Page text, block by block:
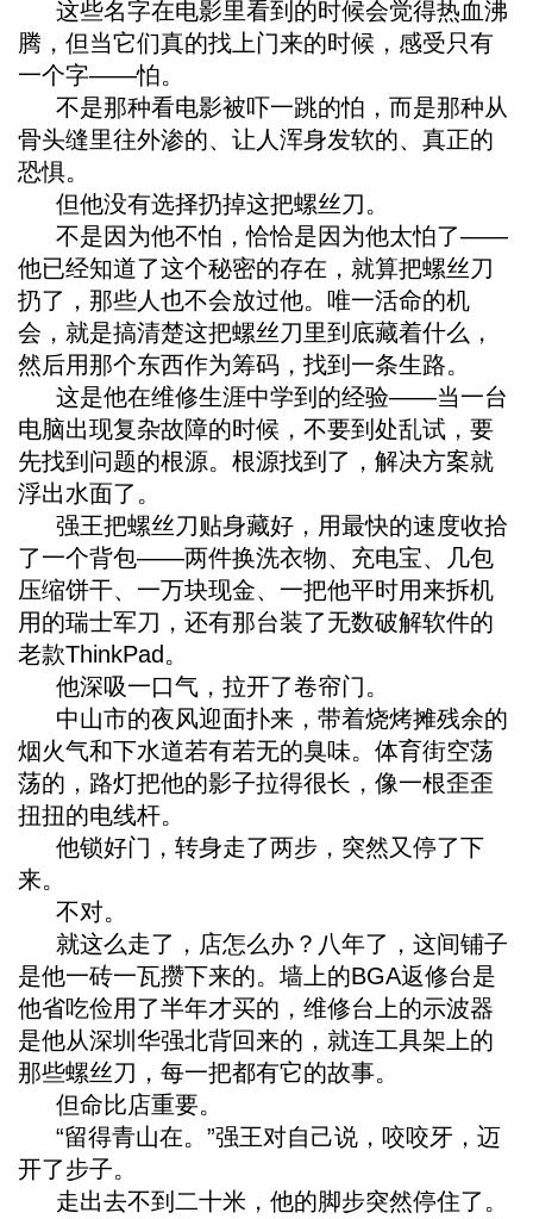
这些名字在电影里看到的时候会觉得热血沸
腾，但当它们真的找上门来的时候，感受只有
一个字——怕。
不是那种看电影被吓一跳的怕，而是那种从
骨头缝里往外渗的、让人浑身发软的、真正的
恐惧。
但他没有选择扔掉这把螺丝刀。
不是因为他不怕，恰恰是因为他太怕了——
他已经知道了这个秘密的存在，就算把螺丝刀
扔了，那些人也不会放过他。唯一活命的机
会，就是搞清楚这把螺丝刀里到底藏着什么，
然后用那个东西作为筹码，找到一条生路。
这是他在维修生涯中学到的经验——当一台
电脑出现复杂故障的时候，不要到处乱试，要
先找到问题的根源。根源找到了，解决方案就
浮出水面了。
强王把螺丝刀贴身藏好，用最快的速度收拾
了一个背包——两件换洗衣物、充电宝、几包
压缩饼干、一万块现金、一把他平时用来拆机
用的瑞士军刀，还有那台装了无数破解软件的
老款ThinkPad。
他深吸一口气，拉开了卷帘门。
中山市的夜风迎面扑来，带着烧烤摊残余的
烟火气和下水道若有若无的臭味。体育街空荡
荡的，路灯把他的影子拉得很长，像一根歪歪
扭扭的电线杆。
他锁好门，转身走了两步，突然又停了下
来。
不对。
就这么走了，店怎么办？八年了，这间铺子
是他一砖一瓦攒下来的。墙上的BGA返修台是
他省吃俭用了半年才买的，维修台上的示波器
是他从深圳华强北背回来的，就连工具架上的
那些螺丝刀，每一把都有它的故事。
但命比店重要。
“留得青山在。”强王对自己说，咬咬牙，迈
开了步子。
走出去不到二十米，他的脚步突然停住了。